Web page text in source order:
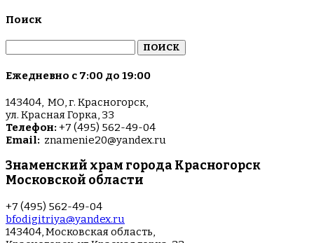
Поиск
Ежедневно с 7:00 до 19:00
143404, МО, г. Красногорск,
ул. Красная Горка, 33
Телефон: +7 (495) 562-49-04
Email: znamenie20@yandex.ru
Знаменский храм города Красногорск
Московской области
+7 (495) 562-49-04
bfodigitriya@yandex.ru
143404, Московская область,